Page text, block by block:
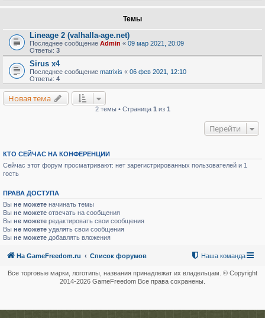
Темы
Lineage 2 (valhalla-age.net)
Последнее сообщение Admin « 09 мар 2021, 20:09
Ответы: 3
Sirus x4
Последнее сообщение matrixis « 06 фев 2021, 12:10
Ответы: 4
Новая тема
2 темы • Страница 1 из 1
Перейти
КТО СЕЙЧАС НА КОНФЕРЕНЦИИ
Сейчас этот форум просматривают: нет зарегистрированных пользователей и 1
гость
ПРАВА ДОСТУПА
Вы не можете начинать темы
Вы не можете отвечать на сообщения
Вы не можете редактировать свои сообщения
Вы не можете удалять свои сообщения
Вы не можете добавлять вложения
На GameFreedom.ru Список форумов Наша команда
Все торговые марки, логотипы, названия принадлежат их владельцам. © Copyright
2014-2026 GameFreedom Все права сохранены.